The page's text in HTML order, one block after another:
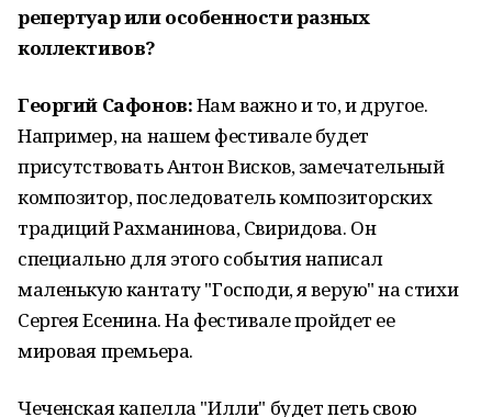
репертуар или особенности разных
коллективов?
Георгий Сафонов:Нам важно и то, и другое.
Например, на нашем фестивале будет
присутствовать Антон Висков, замечательный
композитор, последователь композиторских
традиций Рахманинова, Свиридова. Он
специально для этого события написал
маленькую кантату "Господи, я верую" на стихи
Сергея Есенина. На фестивале пройдет ее
мировая премьера.
Чеченская капелла "Илли" будет петь свою